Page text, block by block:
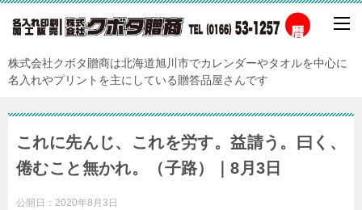
株式会社クボタ贈商は北海道旭川市でカレンダーやタオルを中心に
名入れやプリントを主にしている贈答品屋さんです
これに先んじ、これを労す。益請う。曰く、
倦むこと無かれ。（子路）｜8月3日
公開日： 2020年8月3日